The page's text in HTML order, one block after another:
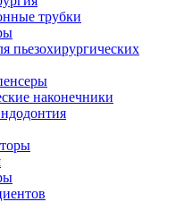
трубки
пьезохирургических
наконечники